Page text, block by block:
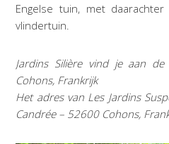
Engelse tuin, met
vlindertuin.
Jardins Silière vind je aan
Cohons, Frankrijk
Het adres van Les Jardins
Candrée – 52600 Cohons,